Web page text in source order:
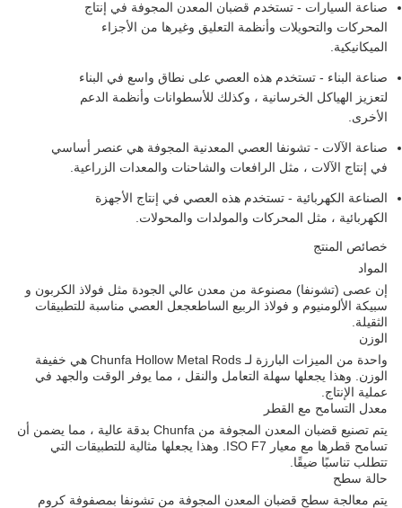
صناعة السيارات - تستخدم قضبان المعدن المجوفة في إنتاج
المحركات والتحويلات وأنظمة التعليق وغيرها من الأجزاء
الميكانيكية.
صناعة البناء - تستخدم هذه العصي على نطاق واسع في البناء
لتعزيز الهياكل الخرسانية ، وكذلك للأسطوانات وأنظمة الدعم
الأخرى.
صناعة الآلات - تشونفا العصي المعدنية المجوفة هي عنصر أساسي
في إنتاج الآلات ، مثل الرافعات والشاحنات والمعدات الزراعية.
الصناعة الكهربائية - تستخدم هذه العصي في إنتاج الأجهزة
الكهربائية ، مثل المحركات والمولدات والمحولات.
خصائص المنتج
المواد
إن عصى (تشونفا) مصنوعة من معدن عالي الجودة مثل فولاذ الكربون و
سبيكة الألومنيوم و فولاذ الربيع الساطعجعل العصي مناسبة للتطبيقات
الثقيلة.
الوزن
واحدة من الميزات البارزة لـ Chunfa Hollow Metal Rods هي خفيفة
الوزن. وهذا يجعلها سهلة التعامل والنقل ، مما يوفر الوقت والجهد في
عملية الإنتاج.
معدل التسامح مع القطر
يتم تصنيع قضبان المعدن المجوفة من Chunfa بدقة عالية ، مما يضمن أن
تسامح قطرها مع معيار ISO F7. وهذا يجعلها مثالية للتطبيقات التي
تتطلب تناسبًا ضيقًا.
حالة سطح
يتم معالجة سطح قضبان المعدن المجوفة من تشونفا بمصفوفة كروم